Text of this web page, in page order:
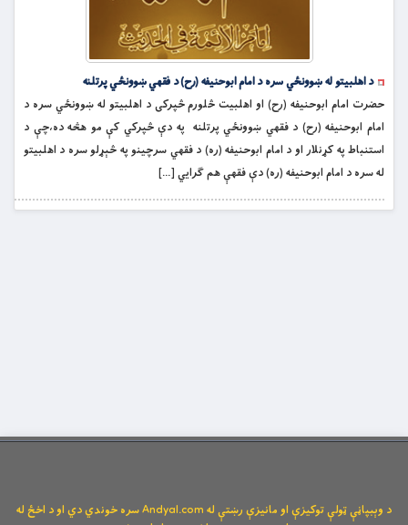
د اهلبيتو له ښوونځي سره د امام ابوحنيفه (رح) د فقهي ښوونځي پرتلنه
حضرت امام ابوحنیفه (رح) او اهلبیت څلورم څپرکى د اهلبيتو له ښوونځي سره د
امام ابوحنيفه (رح) د فقهي ښوونځي پرتلنه په دې څپرکي کې مو هڅه ده،چې د
استنباط په کړنلار او د امام ابوحنيفه (ره) د فقهي سرچينو په څېړلو سره د اهلبيتو
له سره د امام ابوحنيفه (ره) دې فقهې هم ګرايي […]
د وېبپاڼې ټولې توکیزې او مانیزې رښتې له Andyal.com سره خوندي دي او د اخځ له